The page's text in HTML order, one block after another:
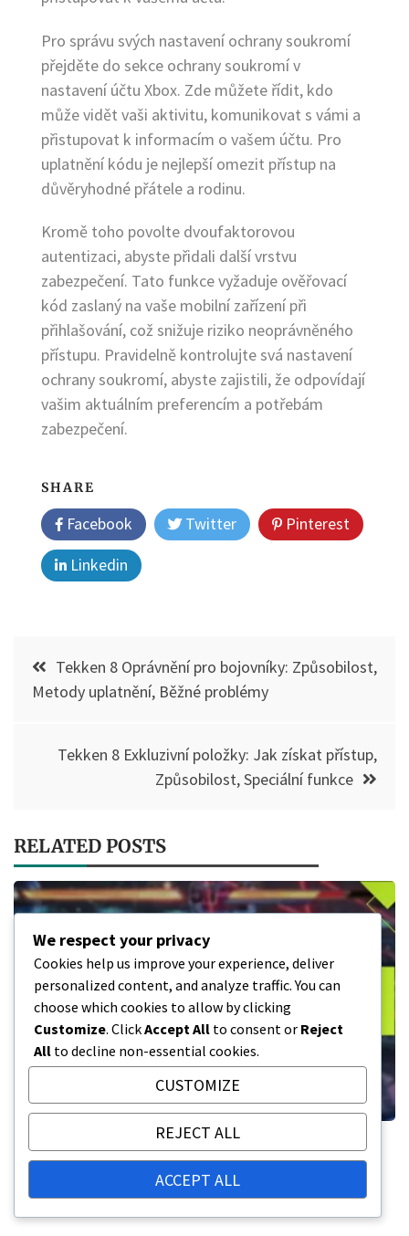
Pro správu svých nastavení ochrany soukromí
přejděte do sekce ochrany soukromí v
nastavení účtu Xbox. Zde můžete řídit, kdo
může vidět vaši aktivitu, komunikovat s vámi a
přistupovat k informacím o vašem účtu. Pro
uplatnění kódu je nejlepší omezit přístup na
důvěryhodné přátele a rodinu.
Kromě toho povolte dvoufaktorovou
autentizaci, abyste přidali další vrstvu
zabezpečení. Tato funkce vyžaduje ověřovací
kód zaslaný na vaše mobilní zařízení při
přihlašování, což snižuje riziko neoprávněného
přístupu. Pravidelně kontrolujte svá nastavení
ochrany soukromí, abyste zajistili, že odpovídají
vašim aktuálním preferencím a potřebám
zabezpečení.
SHARE
Facebook Twitter
Pinterest
Linkedin
Post
navigation
Tekken 8 Oprávnění pro bojovníky: Způsobilost,
Metody uplatnění, Běžné problémy
Tekken 8 Exkluzivní položky: Jak získat přístup,
Způsobilost, Speciální funkce
RELATED POSTS
Tekken 8 Digitální peněženka: Přidání
prostředků, Správa kódů, Proces nákupu
11/03/2026
We respect your privacy
Cookies help us improve your experience, deliver
personalized content, and analyze traffic. You can
choose which cookies to allow by clicking
Customize. ClickAccept All to consent or Reject
All to decline non-essential cookies.
CUSTOMIZE
REJECT ALL
ACCEPT ALL